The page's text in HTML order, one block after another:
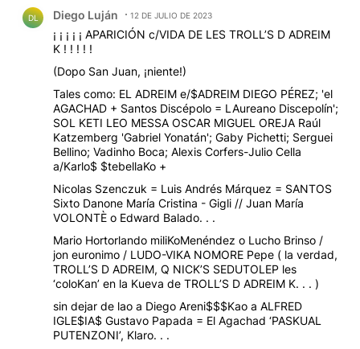
DL Diego Luján 12 DE JULIO DE 2023
¡ ¡ ¡ ¡ ¡ APARICIÓN c/VIDA DE LES TROLL’S D ADREIM
K ! ! ! ! !
(Dopo San Juan, ¡niente!)
Tales como: EL ADREIM e/$ADREIM DIEGO PÉREZ; 'el
AGACHAD + Santos Discépolo = LAureano Discepolín';
SOL KETI LEO MESSA OSCAR MIGUEL OREJA Raúl
Katzemberg 'Gabriel Yonatán'; Gaby Pichetti; Serguei
Bellino; Vadinho Boca; Alexis Corfers-Julio Cella
a/Karlo$ $tebellaKo +
Nicolas Szenczuk = Luis Andrés Márquez = SANTOS
Sixto Danone María Cristina - Gigli // Juan María
VOLONTÈ o Edward Balado. . .
Mario Hortorlando miliKoMenéndez o Lucho Brinso /
jon euronimo / LUDO-VIKA NOMORE Pepe ( la verdad,
TROLL’S D ADREIM, Q NICK’S SEDUTOLEP les
‘coloKan’ en la Kueva de TROLL’S D ADREIM K. . . )
sin dejar de lao a Diego Areni$$$Kao a ALFRED
IGLE$IA$ Gustavo Papada = El Agachad ‘PASKUAL
PUTENZONI’, Klaro. . .